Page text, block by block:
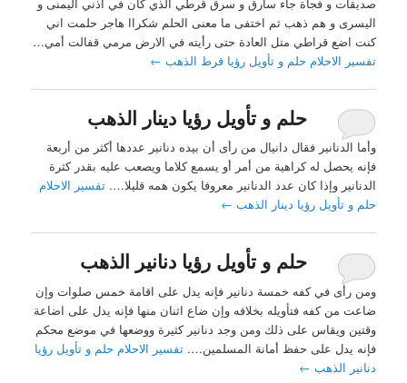
اليسرى و هم ذهب ثم اختفى ما معنى الحلم شكراا هاجر حلمت اني
كنت اضع قراطي متل العادة حتى رأيته في الارض مرمي قفالت أمي…
تفسير الاحلام حلم و تأويل رؤيا قرط الذهب ←
حلم و تأويل رؤيا دينار الذهب
وأما الدنانير فقال دانيال من رأى أن بيده دنانير عددها أكثر من أربعة
فإنه يحصل له كراهية من أمر أو يسمع كلاما ويصعب عليه بقدر كثرة
الدنانير وإذا كان عدد الدنانير معروفا يكون همه قليلا….تفسير الاحلام
حلم و تأويل رؤيا دينار الذهب ←
حلم و تأويل رؤيا دنانير الذهب
ومن رأى في كفه خمسة دنانير فإنه يدل على اقامة خمس صلوات وإن
ضاعت من كفه فتأويله بخلافه وإن ضاع اثنان منها فإنه يدل على اضاعة
وقتين ويقاس على ذلك ومن وجد دنانير كثيرة ووضعها في موضع محكم
فإنه يدل على حفظ أمانة المسلمين….تفسير الاحلام حلم و تأويل رؤيا
دنانير الذهب ←